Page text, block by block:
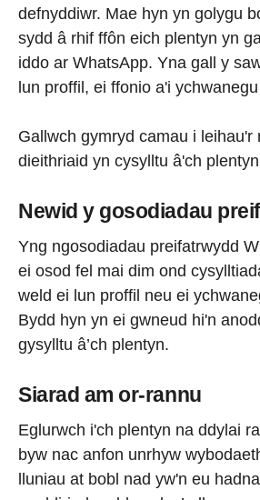
defnyddiwr. Mae hyn yn golygu
sydd â rhif ffôn eich plentyn yn
iddo ar WhatsApp. Yna gall y
lun proffil, ei ffonio a'i
Gallwch gymryd camau i leihau'r
dieithriaid yn cysylltu â'ch
Newid y gosodiadau
Yng ngosodiadau preifatrwydd
ei osod fel mai dim ond
weld ei lun proffil neu ei
Bydd hyn yn ei gwneud hi'n
gysylltu â’ch plentyn.
Siarad am or-rannu
Eglurwch i'ch plentyn na ddylai
byw nac anfon unrhyw
lluniau at bobl nad yw'n eu